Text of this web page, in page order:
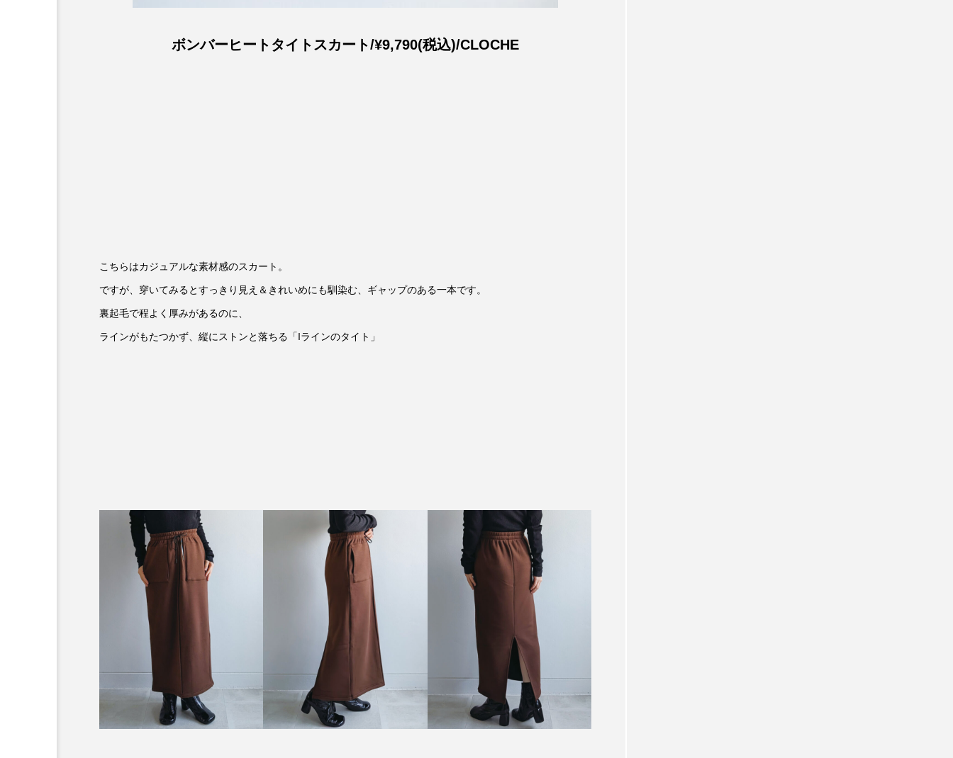
ボンバーヒートタイトスカート/¥9,790(税込)/CLOCHE
こちらはカジュアルな素材感のスカート。
ですが、穿いてみるとすっきり見え＆きれいめにも馴染む、ギャップのある一本です。
裏起毛で程よく厚みがあるのに、
ラインがもたつかず、縦にストンと落ちる「Iラインのタイト」